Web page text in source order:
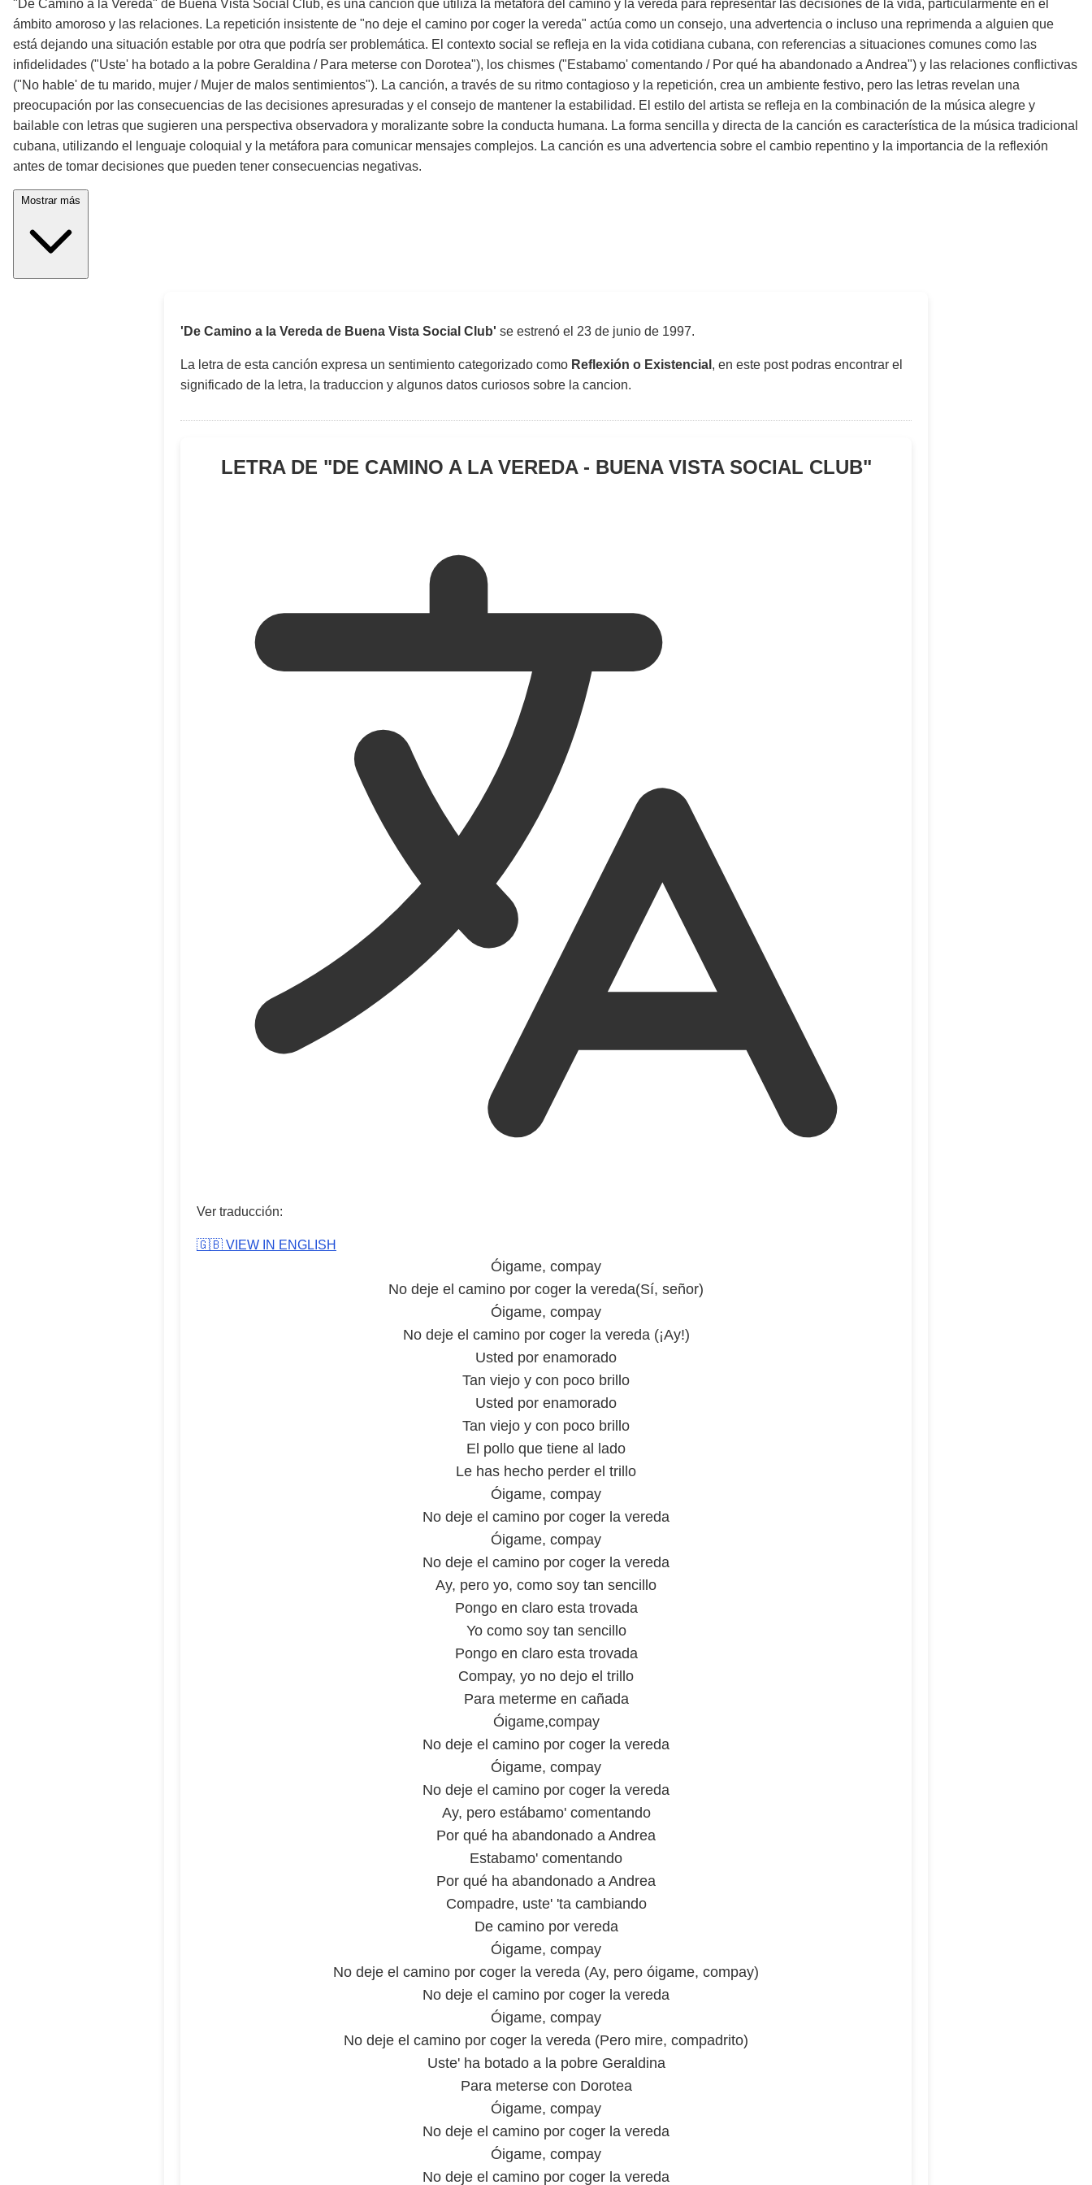
"De Camino a la Vereda" de Buena Vista Social Club, es una canción que utiliza la metáfora del camino y la vereda para representar las decisiones de la vida, particularmente en el
ámbito amoroso y las relaciones. La repetición insistente de "no deje el camino por coger la vereda" actúa como un consejo, una advertencia o incluso una reprimenda a alguien que
está dejando una situación estable por otra que podría ser problemática. El contexto social se refleja en la vida cotidiana cubana, con referencias a situaciones comunes como las
infidelidades ("Uste' ha botado a la pobre Geraldina / Para meterse con Dorotea"), los chismes ("Estabamo' comentando / Por qué ha abandonado a Andrea") y las relaciones conflictivas
("No hable' de tu marido, mujer / Mujer de malos sentimientos"). La canción, a través de su ritmo contagioso y la repetición, crea un ambiente festivo, pero las letras revelan una
preocupación por las consecuencias de las decisiones apresuradas y el consejo de mantener la estabilidad. El estilo del artista se refleja en la combinación de la música alegre y
bailable con letras que sugieren una perspectiva observadora y moralizante sobre la conducta humana. La forma sencilla y directa de la canción es característica de la música tradicional
cubana, utilizando el lenguaje coloquial y la metáfora para comunicar mensajes complejos. La canción es una advertencia sobre el cambio repentino y la importancia de la reflexión
antes de tomar decisiones que pueden tener consecuencias negativas.
'De Camino a la Vereda de Buena Vista Social Club' se estrenó el 23 de junio de 1997.
La letra de esta canción expresa un sentimiento categorizado como Reflexión o Existencial , en este post podras encontrar el
significado de la letra, la traduccion y algunos datos curiosos sobre la cancion.
LETRA DE "DE CAMINO A LA VEREDA - BUENA VISTA SOCIAL CLUB"
Ver traducción:
🇬🇧 VIEW IN ENGLISH
Óigame, compay
No deje el camino por coger la vereda(Sí, señor)
Óigame, compay
No deje el camino por coger la vereda (¡Ay!)
Usted por enamorado
Tan viejo y con poco brillo
Usted por enamorado
Tan viejo y con poco brillo
El pollo que tiene al lado
Le has hecho perder el trillo
Óigame, compay
No deje el camino por coger la vereda
Óigame, compay
No deje el camino por coger la vereda
Ay, pero yo, como soy tan sencillo
Pongo en claro esta trovada
Yo como soy tan sencillo
Pongo en claro esta trovada
Compay, yo no dejo el trillo
Para meterme en cañada
Óigame,compay
No deje el camino por coger la vereda
Óigame, compay
No deje el camino por coger la vereda
Ay, pero estábamo' comentando
Por qué ha abandonado a Andrea
Estabamo' comentando
Por qué ha abandonado a Andrea
Compadre, uste' 'ta cambiando
De camino por vereda
Óigame, compay
No deje el camino por coger la vereda (Ay, pero óigame, compay)
No deje el camino por coger la vereda
Óigame, compay
No deje el camino por coger la vereda (Pero mire, compadrito)
Uste' ha botado a la pobre Geraldina
Para meterse con Dorotea
Óigame, compay
No deje el camino por coger la vereda
Óigame, compay
No deje el camino por coger la vereda